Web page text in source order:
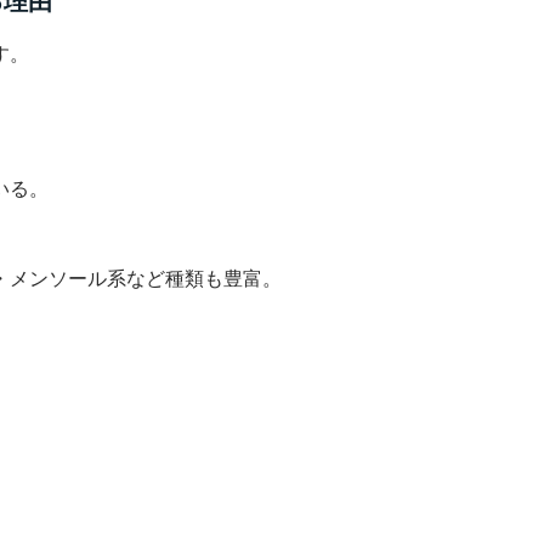
。
ンソール系など種類も豊富。